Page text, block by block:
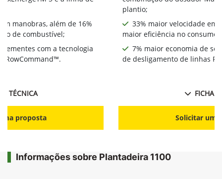
manobras, além de 16%
de combustível;
com a tecnologia
RowCommand™.
TÉCNICA
proposta
plantio;
33% maior velocidade em
maior eficiência no consumo
7% maior economia de
de desligamento de linhas
FICHA
Solicitar
Informações sobre Plantadeira 1100